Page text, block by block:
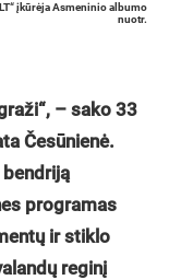
įkūrėja Asmeninio albumo
nuotr.
– sako 33
Česūnienė.
programas
ir stiklo
reginį